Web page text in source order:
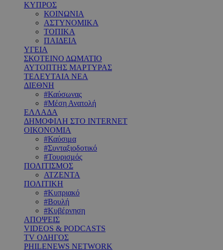
ΚΥΠΡΟΣ
ΚΟΙΝΩΝΙΑ
ΑΣΤΥΝΟΜΙΚΑ
ΤΟΠΙΚΑ
ΠΑΙΔΕΙΑ
ΥΓΕΙΑ
ΣΚΟΤΕΙΝΟ ΔΩΜΑΤΙΟ
ΑΥΤΟΠΤΗΣ ΜΑΡΤΥΡΑΣ
ΤΕΛΕΥΤΑΙΑ ΝΕΑ
ΔΙΕΘΝΗ
#Καύσωνας
#Μέση Ανατολή
ΕΛΛΑΔΑ
ΔΗΜΟΦΙΛΗ ΣΤΟ INTERNET
ΟΙΚΟΝΟΜΙΑ
#Καύσιμα
#Συνταξιοδοτικό
#Τουρισμός
ΠΟΛΙΤΙΣΜΟΣ
ΑΤΖΕΝΤΑ
ΠΟΛΙΤΙΚΗ
#Κυπριακό
#Βουλή
#Κυβέρνηση
ΑΠΟΨΕΙΣ
VIDEOS & PODCASTS
TV ΟΔΗΓΟΣ
PHILENEWS NETWORK